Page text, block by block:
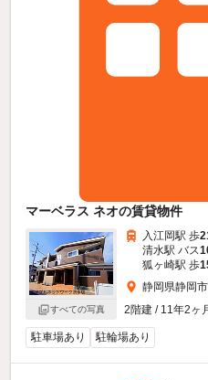
マーベラス ネオの賃貸物件
すべての写真
入江岡駅 歩
清水駅 バス
狐ヶ崎駅 歩
静岡県静岡
2階建 / 11年2ヶ
駐車場あり 駐輪場あり